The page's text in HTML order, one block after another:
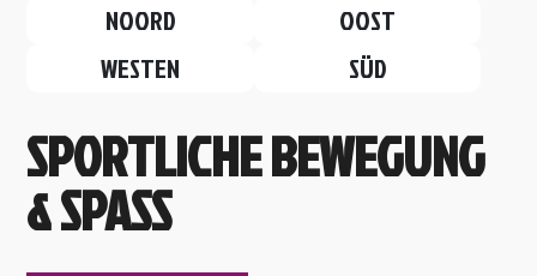
NOORD
OOST
WESTEN
SÜD
SPORTLICHE BEWEGUNG
& SPASS